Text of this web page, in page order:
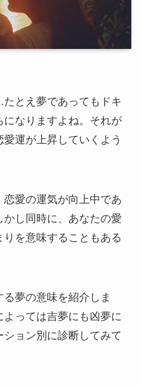
とえ夢であってもドキ
になりますよね。それが
運が上昇していくよう
愛の運気が向上中であ
し同時に、あなたの愛
を意味することもある
夢の意味を紹介しま
っては吉夢にも凶夢に
ョン別に診断してみて